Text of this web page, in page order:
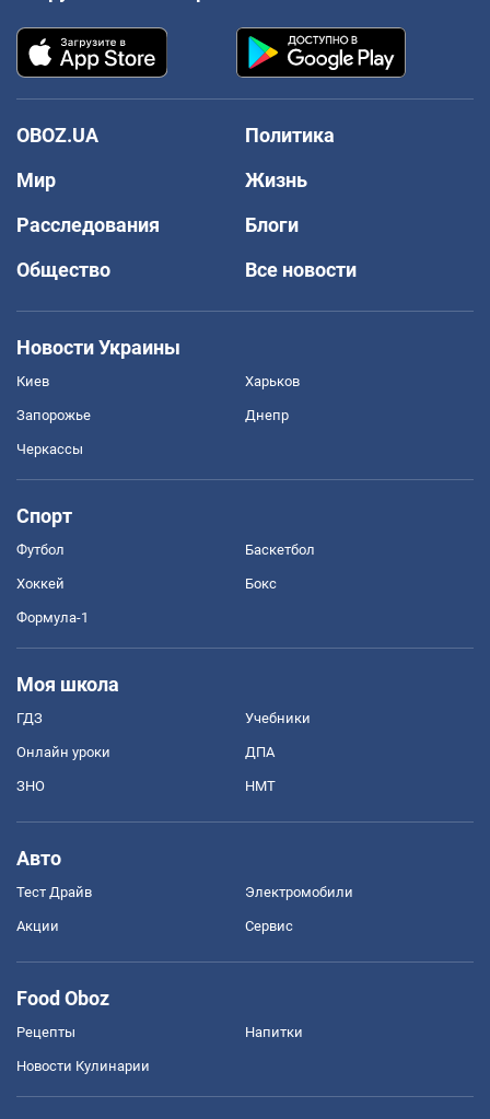
OBOZ.UA
Политика
Мир
Жизнь
Расследования
Блоги
Общество
Все новости
Новости Украины
Киев Харьков
Запорожье Днепр
Черкассы
Спорт
Футбол Баскетбол
Хоккей Бокс
Формула-1
Моя школа
ГДЗ Учебники
Онлайн уроки ДПА
ЗНО НМТ
Авто
Тест Драйв Электромобили
Акции Сервис
Food Oboz
Рецепты Напитки
Новости Кулинарии